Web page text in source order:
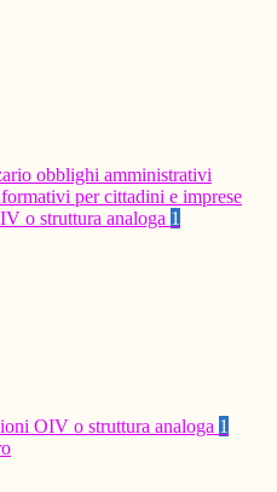
obblighi amministrativi
per cittadini e imprese
o struttura analoga 1
OIV o struttura analoga 1